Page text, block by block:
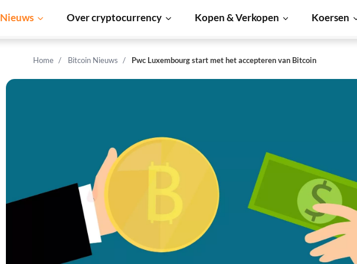
Nieuws Over cryptocurrency Kopen & Verkopen Koersen
Home Bitcoin Nieuws Pwc Luxembourg start met het accepteren van Bitcoin